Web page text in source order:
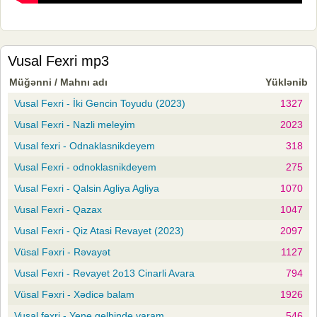
Vusal Fexri mp3
Müğənni / Mahnı adı
Yüklənib
Vusal Fexri - İki Gencin Toyudu (2023)
1327
Vusal Fexri - Nazli meleyim
2023
Vusal fexri - Odnaklasnikdeyem
318
Vusal Fexri - odnoklasnikdeyem
275
Vusal Fexri - Qalsin Agliya Agliya
1070
Vusal Fexri - Qazax
1047
Vusal Fexri - Qiz Atasi Revayet (2023)
2097
Vüsal Fəxri - Rəvayət
1127
Vusal Fexri - Revayet 2o13 Cinarli Avara
794
Vüsal Fəxri - Xədicə balam
1926